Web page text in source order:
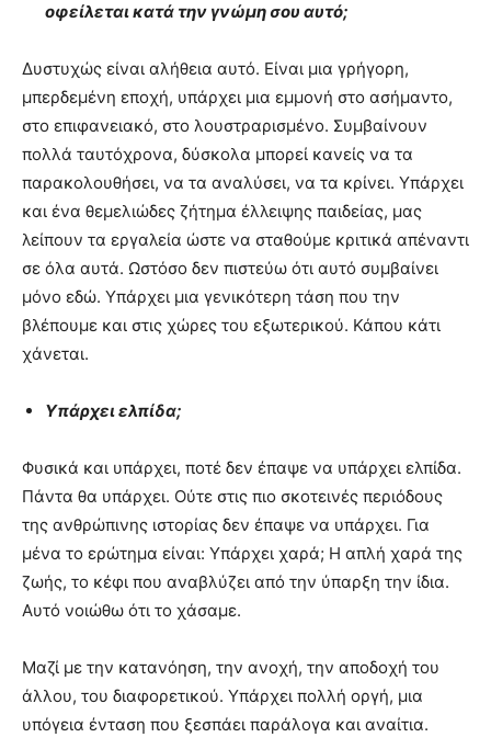
οφείλεται κατά την γνώμη σου αυτό;
Δυστυχώς είναι αλήθεια αυτό. Είναι μια γρήγορη,
μπερδεμένη εποχή, υπάρχει μια εμμονή στο ασήμαντο,
στο επιφανειακό, στο λουστραρισμένο. Συμβαίνουν
πολλά ταυτόχρονα, δύσκολα μπορεί κανείς να τα
παρακολουθήσει, να τα αναλύσει, να τα κρίνει. Υπάρχει
και ένα θεμελιώδες ζήτημα έλλειψης παιδείας, μας
λείπουν τα εργαλεία ώστε να σταθούμε κριτικά απέναντι
σε όλα αυτά. Ωστόσο δεν πιστεύω ότι αυτό συμβαίνει
μόνο εδώ. Υπάρχει μια γενικότερη τάση που την
βλέπουμε και στις χώρες του εξωτερικού. Κάπου κάτι
χάνεται.
Υπάρχει ελπίδα;
Φυσικά και υπάρχει, ποτέ δεν έπαψε να υπάρχει ελπίδα.
Πάντα θα υπάρχει. Ούτε στις πιο σκοτεινές περιόδους
της ανθρώπινης ιστορίας δεν έπαψε να υπάρχει. Για
μένα το ερώτημα είναι: Υπάρχει χαρά; Η απλή χαρά της
ζωής, το κέφι που αναβλύζει από την ύπαρξη την ίδια.
Αυτό νοιώθω ότι το χάσαμε.
Μαζί με την κατανόηση, την ανοχή, την αποδοχή του
άλλου, του διαφορετικού. Υπάρχει πολλή οργή, μια
υπόγεια ένταση που ξεσπάει παράλογα και αναίτια.